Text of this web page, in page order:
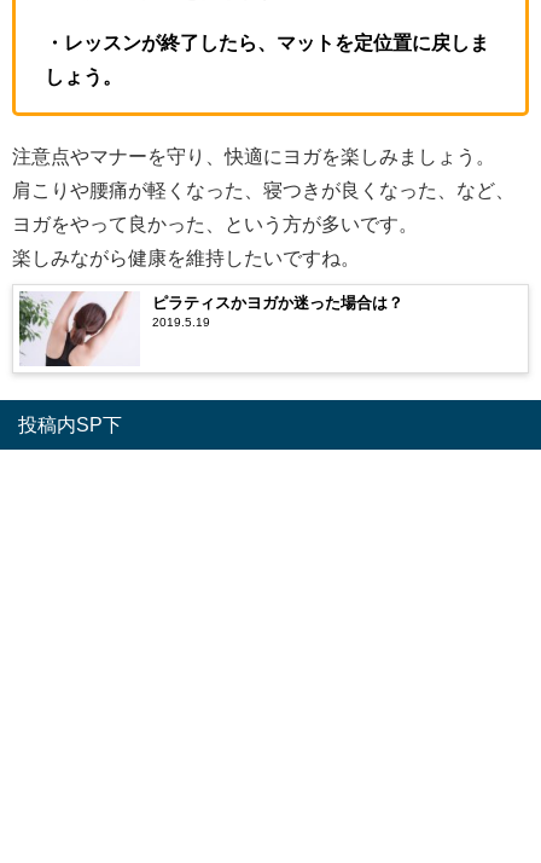
・レッスンが終了したら、マットを定位置に戻しま
しょう。
注意点やマナーを守り、快適にヨガを楽しみましょう。
肩こりや腰痛が軽くなった、寝つきが良くなった、など、
ヨガをやって良かった、という方が多いです。
楽しみながら健康を維持したいですね。
ピラティスかヨガか迷った場合は？
2019.5.19
投稿内SP下